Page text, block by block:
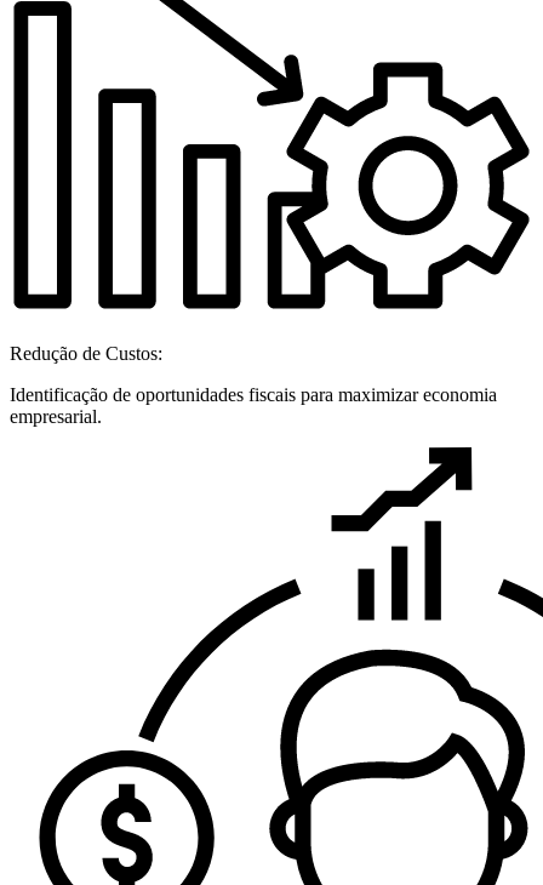
Redução de Custos:
Identificação de oportunidades fiscais para maximizar economia
empresarial.